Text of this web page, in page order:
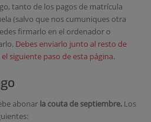
tanto de los pagos de matrícula
(salvo que nos cumuniques otra
firmarlo en el ordenador o
Debes enviarlo junto al resto de
siguiente paso de esta página.
abonar la couta de septiembre.Los